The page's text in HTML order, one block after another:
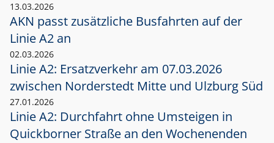
13.03.2026
AKN passt zusätzliche Busfahrten auf der
Linie A2 an
02.03.2026
Linie A2: Ersatzverkehr am 07.03.2026
zwischen Norderstedt Mitte und Ulzburg Süd
27.01.2026
Linie A2: Durchfahrt ohne Umsteigen in
Quickborner Straße an den Wochenenden